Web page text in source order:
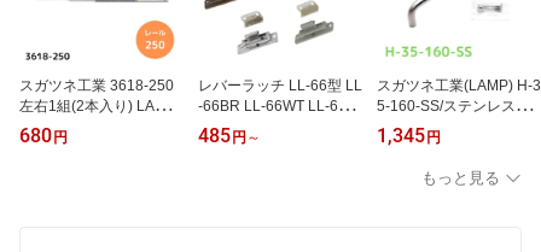
スガツネ工業 3618-250
左右1組(2本入り) LAMP
3段引き スライドレール
横付けタイプ 幅36mm 長
680 円
レバーラッチ LL-66型 LL
-66BR LL-66WT LL-66C
R LL-66BL LL-66GR ホ
ワイトブラウン クロムめ
485 円 ～
スガツネ工業(LAMP) H-3
5-160-SS/ステンレス鋼
製ハンドル H-35-160-SS
ランプ印 建築金物 家具
金物 取っ手 取手 つまみ
ドアハンドル ドアレバー
1,345 円
もっと見る